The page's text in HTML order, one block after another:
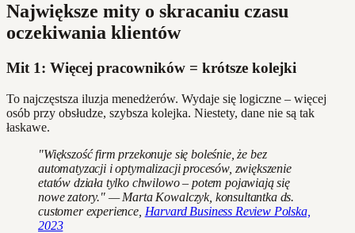
Największe mity o skracaniu czasu
oczekiwania klientów
Mit 1: Więcej pracowników = krótsze kolejki
To najczęstsza iluzja menedżerów. Wydaje się logiczne – więcej
osób przy obsłudze, szybsza kolejka. Niestety, dane nie są tak
łaskawe.
"Większość firm przekonuje się boleśnie, że bez
automatyzacji i optymalizacji procesów, zwiększenie
etatów działa tylko chwilowo – potem pojawiają się
nowe zatory." — Marta Kowalczyk, konsultantka ds.
customer experience, Harvard Business Review Polska,
2023